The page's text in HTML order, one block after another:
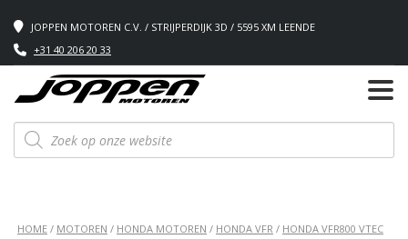
JOPPEN MOTOREN C.V. / STRIJPERDIJK 3D / 5595 XM LEENDE
+31 40 206 20 33
Producten
zoeken
HOME / MOTOREN / HONDA MOTOREN / HONDA VFR / HONDA VFR800 VTEC